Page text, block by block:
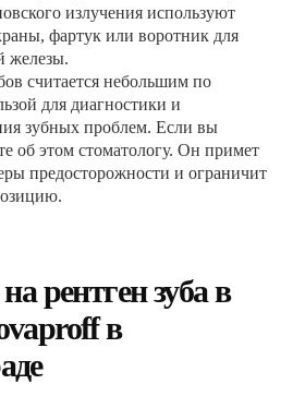
излучения используют
фартук или воротник для
железы.
считается небольшим по
для диагностики и
зубных проблем. Если вы
об этом стоматологу. Он примет
предосторожности и ограничит
рентген зуба в
в